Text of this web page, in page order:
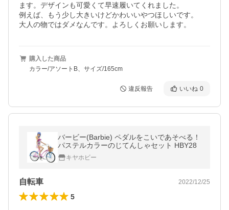
ます。デザインも可愛くて早速履いてくれました。
例えば、もう少し大きいけどかわいいやつほしいです。
大人の物ではダメなんです。よろしくお願いします。
購入した商品
カラー/アソートB、サイズ/165cm
違反報告 いいね 0
バービー(Barbie) ペダルをこいであそべる！
パステルカラーのじてんしゃセット HBY28
キヤホビー
自転車 2022/12/25
5